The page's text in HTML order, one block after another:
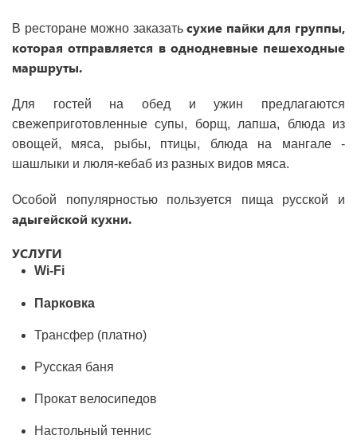
В ресторане можно заказатьсухие пайки для группы,
которая отправляется в однодневные пешеходные
маршруты.
Для гостей на обед и ужин предлагаются
свежеприготовленные супы, борщ, лапша, блюда из
овощей, мяса, рыбы, птицы, блюда на мангале -
шашлыки и люля-кебаб из разных видов мяса.
Особой популярностью пользуется пища русской и
адыгейской кухни.
УСЛУГИ
Wi-Fi
Парковка
Трансфер (платно)
Русская баня
Прокат велосипедов
Настольный теннис